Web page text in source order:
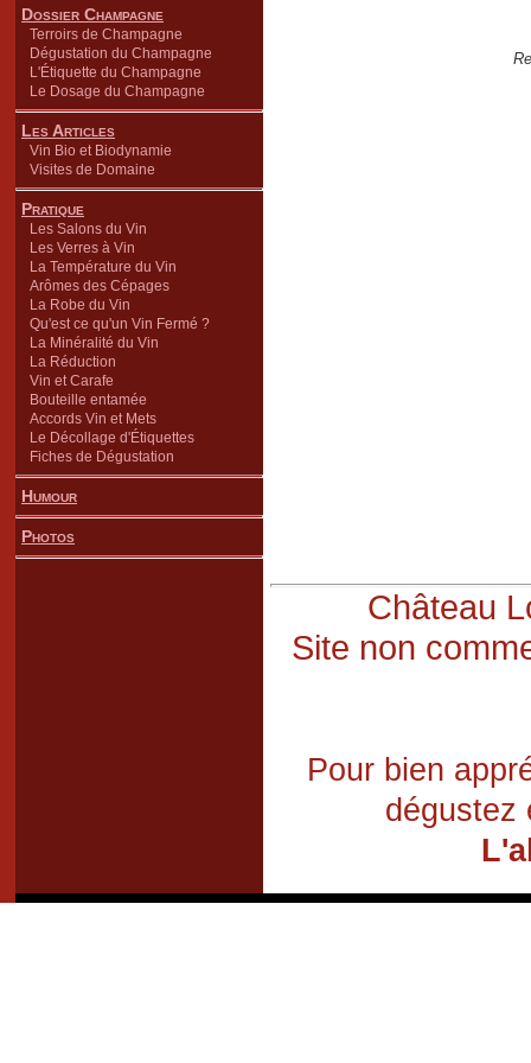
Dossier Champagne
Terroirs de Champagne
Dégustation du Champagne
L'Étiquette du Champagne
Le Dosage du Champagne
Les Articles
Vin Bio et Biodynamie
Visites de Domaine
Pratique
Les Salons du Vin
Les Verres à Vin
La Température du Vin
Arômes des Cépages
La Robe du Vin
Qu'est ce qu'un Vin Fermé ?
La Minéralité du Vin
La Réduction
Vin et Carafe
Bouteille entamée
Accords Vin et Mets
Le Décollage d'Étiquettes
Fiches de Dégustation
Humour
Photos
Château
Site non
Pour bien
dégustez